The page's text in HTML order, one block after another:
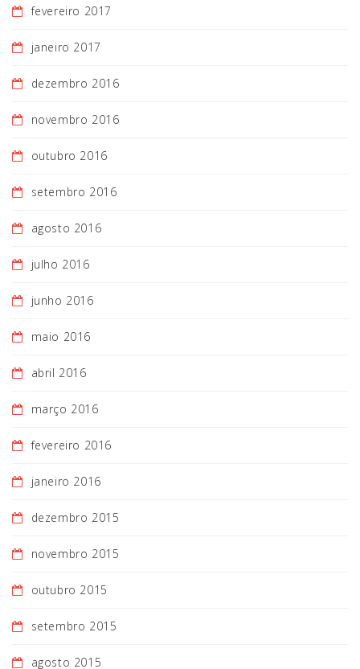
fevereiro 2017
janeiro 2017
dezembro 2016
novembro 2016
outubro 2016
setembro 2016
agosto 2016
julho 2016
junho 2016
maio 2016
abril 2016
março 2016
fevereiro 2016
janeiro 2016
dezembro 2015
novembro 2015
outubro 2015
setembro 2015
agosto 2015